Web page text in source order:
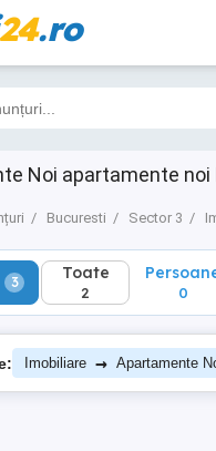
24.ro
Noi apartamente
Bucuresti Sector 3
Toate
2
3 Toate
2 0
Imobiliare → Apartamente